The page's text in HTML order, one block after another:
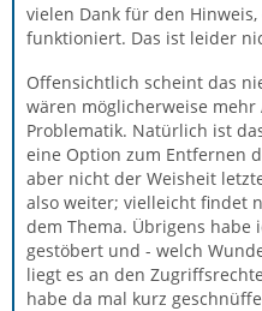
vielen Dank für den
funktioniert. Das ist leider
Offensichtlich scheint das
wären möglicherweise
Problematik. Natürlich ist
eine Option zum Entfernen
aber nicht der Weisheit
also weiter; vielleicht findet
dem Thema. Übrigens habe
gestöbert und - welch
liegt es an den
habe da mal kurz